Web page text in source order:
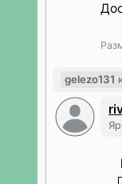
gelezo131